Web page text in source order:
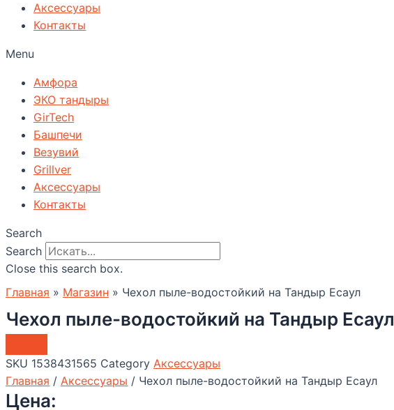
Аксессуары
Контакты
Menu
Амфора
ЭКО тандыры
GirTech
Башпечи
Везувий
Grillver
Аксессуары
Контакты
Search
Search
Close this search box.
Главная » Магазин » Чехол пыле-водостойкий на Тандыр Есаул
Чехол пыле-водостойкий на Тандыр Есаул
SKU 1538431565 Category Аксессуары
Главная / Аксессуары / Чехол пыле-водостойкий на Тандыр Есаул
Цена: